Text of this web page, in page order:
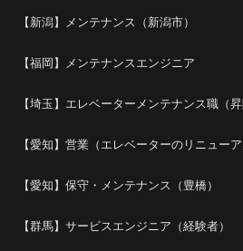
【新潟】メンテナンス（新潟市）
【福岡】メンテナンスエンジニア
【埼玉】エレベーターメンテナンス職（昇
【愛知】営業（エレベーターのリニューア
【愛知】保守・メンテナンス（豊橋）
【群馬】サービスエンジニア（経験者）